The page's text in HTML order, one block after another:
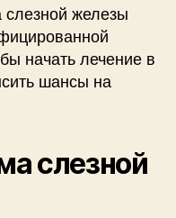
слезной железы
начать лечение в
шансы на
слезной